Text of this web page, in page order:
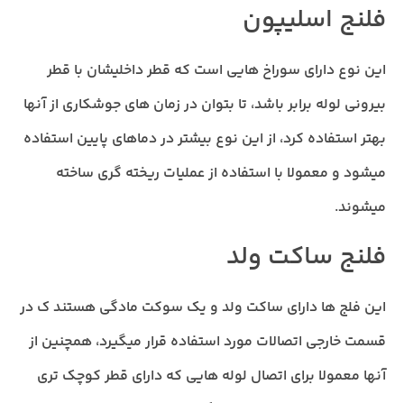
فلنج اسلیپون
این نوع دارای سوراخ هایی است که قطر داخلیشان با قطر
بیرونی لوله برابر باشد، تا بتوان در زمان های جوشکاری از آنها
بهتر استفاده کرد، از این نوع بیشتر در دماهای پایین استفاده
میشود و معمولا با استفاده از عملیات ریخته گری ساخته
میشوند.
فلنج ساکت ولد
این فلج ها دارای ساکت ولد و یک سوکت مادگی هستند ک در
قسمت خارجی اتصالات مورد استفاده قرار میگیرد، همچنین از
آنها معمولا برای اتصال لوله هایی که دارای قطر کوچک تری